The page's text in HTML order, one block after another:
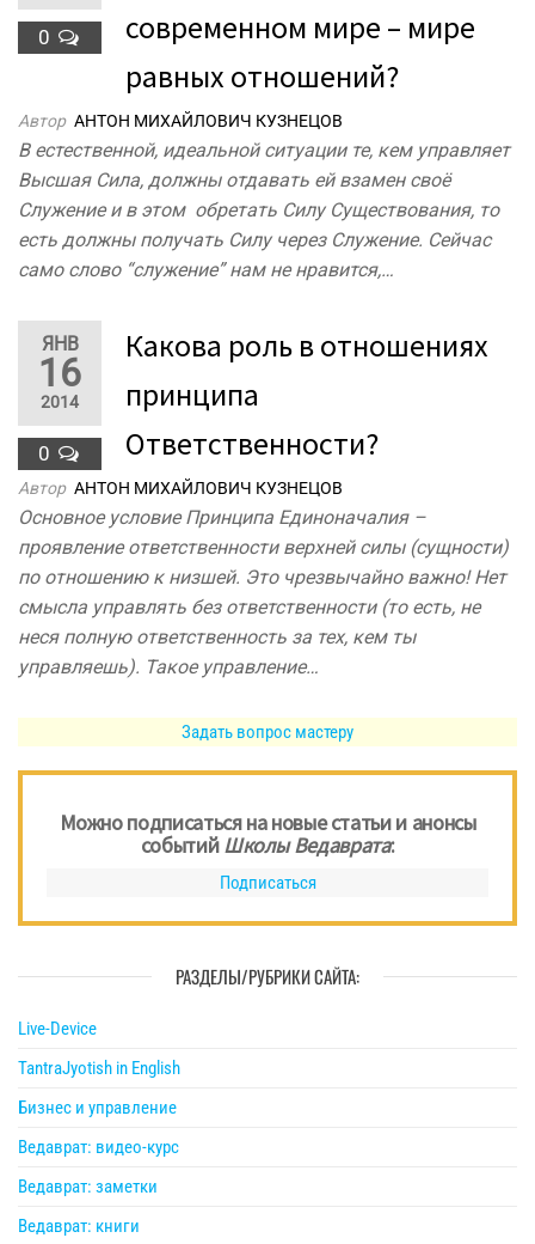
0
современном мире – мире
равных отношений?
Автор АНТОН МИХАЙЛОВИЧ КУЗНЕЦОВ
В естественной, идеальной ситуации те, кем управляет
Высшая Сила, должны отдавать ей взамен своё
Служение и в этом обретать Силу Существования, то
есть должны получать Силу через Служение. Сейчас
само слово “служение” нам не нравится,…
ЯНВ
16
2014
0
Какова роль в отношениях
принципа
Ответственности?
Автор АНТОН МИХАЙЛОВИЧ КУЗНЕЦОВ
Основное условие Принципа Единоначалия –
проявление ответственности верхней силы (сущности)
по отношению к низшей. Это чрезвычайно важно! Нет
смысла управлять без ответственности (то есть, не
неся полную ответственность за тех, кем ты
управляешь). Такое управление…
Задать вопрос мастеру
Можно подписаться на новые статьи и анонсы
событийШколы Ведаврата:
Подписаться
РАЗДЕЛЫ/РУБРИКИ САЙТА:
Live-Device
TantraJyotish in English
Бизнес и управление
Ведаврат: видео-курс
Ведаврат: заметки
Ведаврат: книги